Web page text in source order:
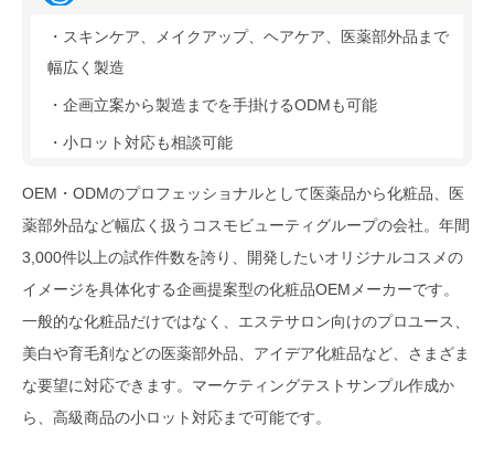
・スキンケア、メイクアップ、ヘアケア、医薬部外品まで
幅広く製造
・企画立案から製造までを手掛けるODMも可能
・小ロット対応も相談可能
OEM・ODMのプロフェッショナルとして医薬品から化粧品、医
薬部外品など幅広く扱うコスモビューティグループの会社。年間
3,000件以上の試作件数を誇り、開発したいオリジナルコスメの
イメージを具体化する企画提案型の化粧品OEMメーカーです。
一般的な化粧品だけではなく、エステサロン向けのプロユース、
美白や育毛剤などの医薬部外品、アイデア化粧品など、さまざま
な要望に対応できます。マーケティングテストサンプル作成か
ら、高級商品の小ロット対応まで可能です。